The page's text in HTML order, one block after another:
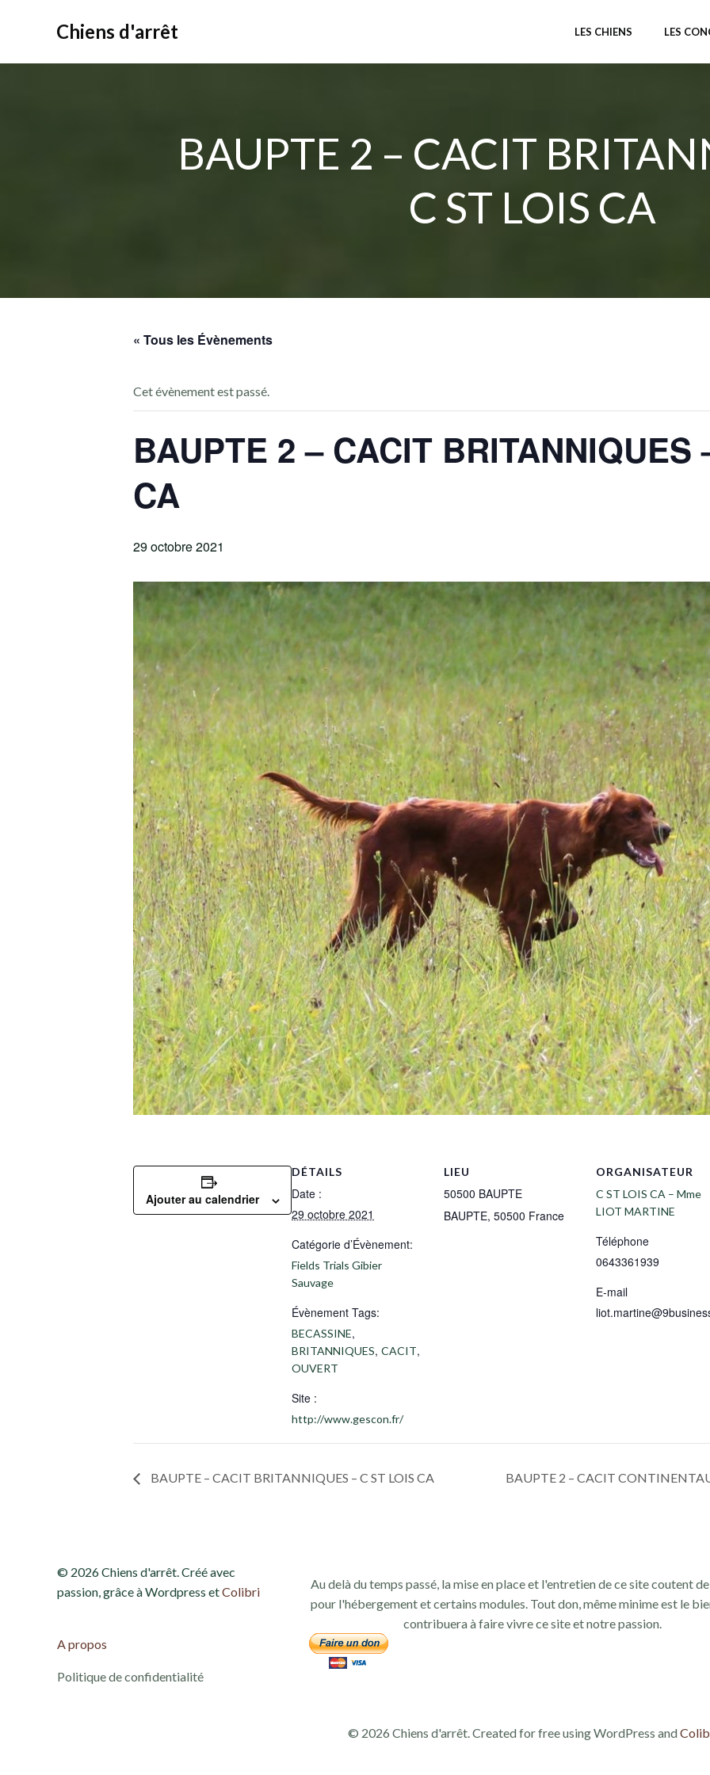
Chiens d'arrêt LES CHIENS LES
BAUPTE 2 – CACIT
C ST LOIS CA
« Tous les Évènements
Cet évènement est passé.
BAUPTE 2 – CACIT BRITANNIQUES
CA
29 octobre 2021
Ajouter au calendrier
DÉTAILS
Date :
29 octobre 2021
Catégorie d’Évènement:
Fields Trials Gibier
Sauvage
Évènement Tags:
BECASSINE,
BRITANNIQUES, CACIT,
OUVERT
Site :
http://www.gescon.fr/
LIEU
50500 BAUPTE
BAUPTE, 50500 France
ORGANISATEUR
C ST LOIS CA – Mme
LIOT MARTINE
Téléphone
0643361939
E-mail
BAUPTE – CACIT BRITANNIQUES – C ST LOIS CA BAUPTE 2 – CACIT
© 2026 Chiens d'arrêt. Créé avec
passion, grâce à Wordpress etColibri
A propos
Politique de confidentialité
Au delà du temps passé, la mise en place et l'entretien de ce site coutent
pour l'hébergement et certains modules. Tout don, même minime est le
contribuera à faire vivre ce site et notre passion.
© 2026 Chiens d'arrêt. Created for free using WordPress and